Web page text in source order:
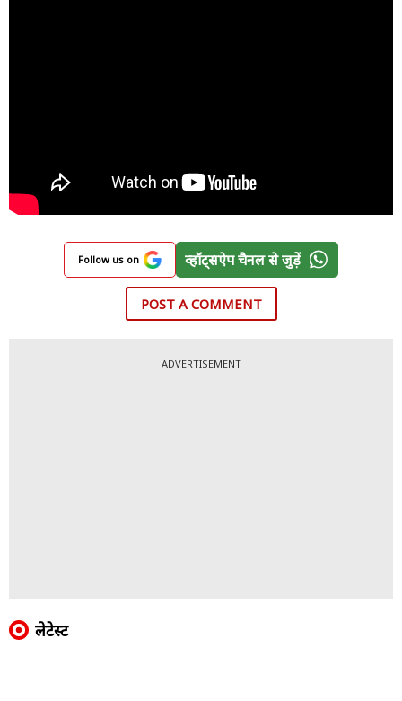
Follow us on व्हॉट्सऐप चैनल से जुड़ें
POST A COMMENT
ADVERTISEMENT
लेटेस्ट